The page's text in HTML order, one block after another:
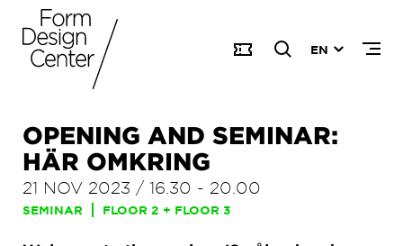
EN
OPENING AND SEMINAR:
HÄR OMKRING
21 NOV 2023 / 16.30 - 20.00
SEMINAR FLOOR 2 + FLOOR 3